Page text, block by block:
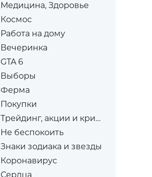
Медицина, Здоровье
Космос
Работа на дому
Вечеринка
GTA 6
Выборы
Ферма
Покупки
Трейдинг, акции и криптовалюта
Не беспокоить
Знаки зодиака и звезды
Коронавирус
Сердца